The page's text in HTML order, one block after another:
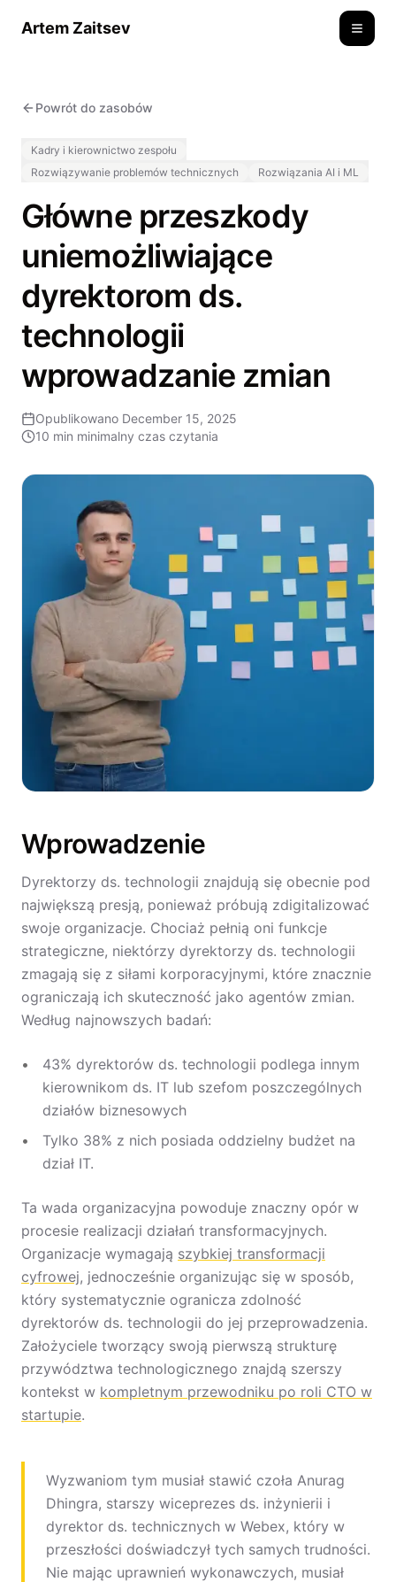
Artem Zaitsev
Powrót do zasobów
Kadry i kierownictwo zespołu
Rozwiązywanie problemów technicznych
Rozwiązania AI i ML
Główne przeszkody
uniemożliwiające
dyrektorom ds.
technologii
wprowadzanie zmian
Opublikowano December 15, 2025
10 min minimalny czas czytania
Wprowadzenie
Dyrektorzy ds. technologii znajdują się obecnie pod
największą presją, ponieważ próbują zdigitalizować
swoje organizacje. Chociaż pełnią oni funkcje
strategiczne, niektórzy dyrektorzy ds. technologii
zmagają się z siłami korporacyjnymi, które znacznie
ograniczają ich skuteczność jako agentów zmian.
Według najnowszych badań:
43% dyrektorów ds. technologii podlega innym
kierownikom ds. IT lub szefom poszczególnych
działów biznesowych
Tylko 38% z nich posiada oddzielny budżet na
dział IT.
Ta wada organizacyjna powoduje znaczny opór w
procesie realizacji działań transformacyjnych.
Organizacje wymagają szybkiej transformacji
cyfrowej, jednocześnie organizując się w sposób,
który systematycznie ogranicza zdolność
dyrektorów ds. technologii do jej przeprowadzenia.
Założyciele tworzący swoją pierwszą strukturę
przywództwa technologicznego znajdą szerszy
kontekst w kompletnym przewodniku po roli CTO w
startupie.
Wyzwaniom tym musiał stawić czoła Anurag
Dhingra, starszy wiceprezes ds. inżynierii i
dyrektor ds. technicznych w Webex, który w
przeszłości doświadczył tych samych trudności.
Nie mając uprawnień wykonawczych, musiał